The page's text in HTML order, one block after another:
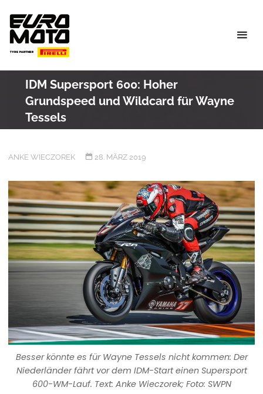
content
IDM Supersport 600: Hoher
Grundspeed und Wildcard für Wayne
Tessels
ANKE WIECZOREK 28. MÄRZ 2019
Besser könnte es für Wayne Tessels nicht kommen: Der
Niederländer fährt vor dem IDM-Start einen Supersport
600-WM-Lauf. Text: Anke Wieczorek; Foto: SWPN